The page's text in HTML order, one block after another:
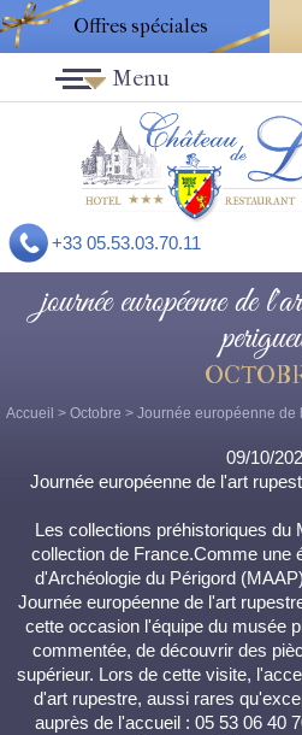
Offres spéciales
+33 05.53.03.70.11
Menu
journée européenne de
Accueil > Octobre > Journée européenne de
09/10/
Journée européenne de l'art
Les collections préhistoriques du
collection de France.Comme une
d'Archéologie du Périgord
Journée européenne de l'art
cette occasion l'équipe du musée
commentée, de découvrir des
supérieur. Lors de cette visite,
d'art rupestre, aussi rares
auprès de l'accueil : 05 53 06 40